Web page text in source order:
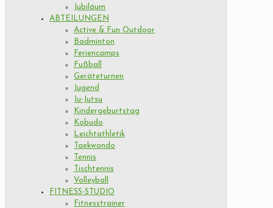
Jubiläum
ABTEILUNGEN
Active & Fun Outdoor
Badminton
Feriencamps
Fußball
Geräteturnen
Jugend
Ju-Jutsu
Kindergeburtstag
Kobudo
Leichtathletik
Taekwondo
Tennis
Tischtennis
Volleyball
FITNESS-STUDIO
Fitnesstrainer